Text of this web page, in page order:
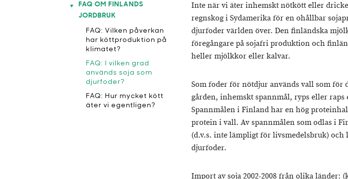
Inte när vi äter inhemskt nötkött eller
regnskog i Sydamerika för en ohållbar
djurfoder världen över. Den finländska
föregångare på sojafri produktion och
heller mjölkkor eller kalvar.
Som foder för nötdjur används vall som för
gården, inhemskt spannmål, ryps eller
Spannmålen i Finland har en hög
protein i vall. Av spannmålen som odlas i
(d.v.s. inte lämpligt för livsmedelsbruk) och
djurfoder.
Import av soja 2002-2008 från olika länder:
FAQ OM FINLANDS
JORDBRUK
FAQ: Vilken påverkan
har köttproduktion på
klimatet?
FAQ: I vilken grad
används soja som
djurfoder?
FAQ: Hur mycket kött
äter vi egentligen?